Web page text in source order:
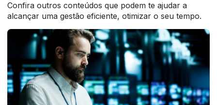
Confira outros conteúdos que podem te ajudar a
alcançar uma gestão eficiente, otimizar o seu tempo.